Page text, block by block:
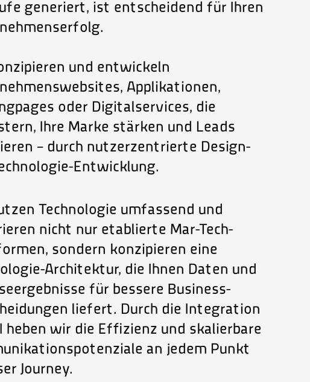
generiert, ist entscheidend für Ihren
und entwickeln
Applikationen,
oder Digitalservices, die
Ihre Marke stärken und Leads
– durch nutzerzentrierte Design-
Entwicklung.
Technologie umfassend und
nicht nur etablierte Mar-Tech-
sondern konzipieren eine
Architektur, die Ihnen Daten und
für bessere Business-
liefert. Durch die Integration
heben wir die Effizienz und skalierbare
an jedem Punkt
Journey.